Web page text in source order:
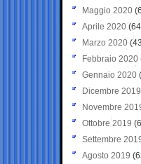
Maggio 2020
Aprile 2020
Marzo 2020
Febbraio 2020
Gennaio 2020
Dicembre 2019
Novembre
Ottobre 2019
Settembre
Agosto 2019